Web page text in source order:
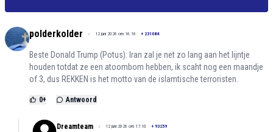
polderkolder 12 juni 2026 om 16:16 + 231084
Beste Donald Trump (Potus): Iran zal je net zo lang aan het lijntje
houden totdat ze een atoombom hebben, ik scaht nog een maandje
of 3, dus REKKEN is het motto van de islamtische terroristen.
0+ Antwoord
Dreamteam 12 juni 2026 om 17:10 + 93259